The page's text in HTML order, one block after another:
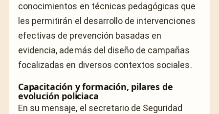
conocimientos en técnicas pedagógicas que
les permitirán el desarrollo de intervenciones
efectivas de prevención basadas en
evidencia, además del diseño de campañas
focalizadas en diversos contextos sociales.
Capacitación y formación, pilares de
evolución policiaca
En su mensaje, el secretario de Seguridad